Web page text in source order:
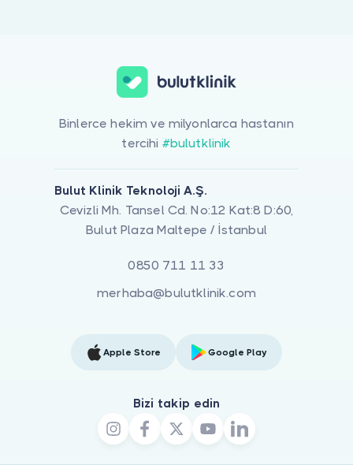
Binlerce hekim ve milyonlarca hastanın
tercihi #bulutklinik
Bulut Klinik Teknoloji A.Ş.
Cevizli Mh. Tansel Cd. No:12 Kat:8 D:60,
Bulut Plaza Maltepe / İstanbul
0850 711 11 33
merhaba@bulutklinik.com
Apple Store Google Play
Bizi takip edin